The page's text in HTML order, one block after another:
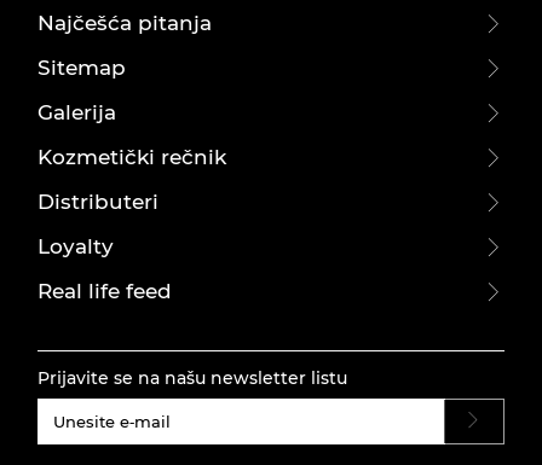
Najčešća pitanja
Sitemap
Galerija
Kozmetički rečnik
Distributeri
Loyalty
Real life feed
Prijavite se na našu newsletter listu